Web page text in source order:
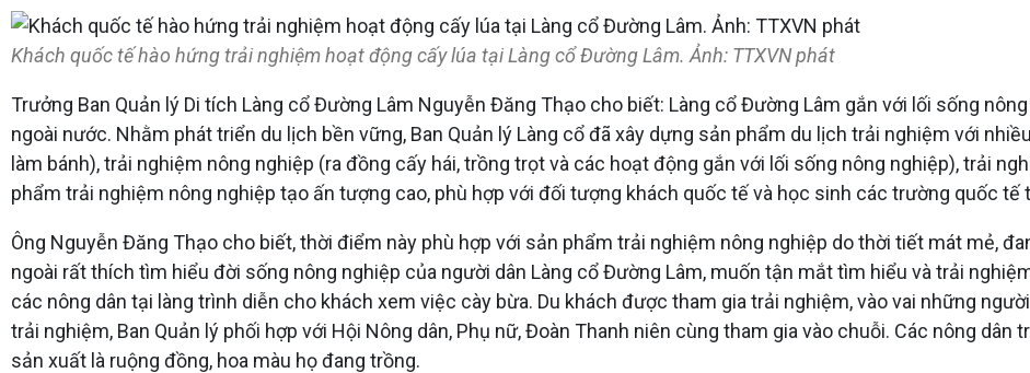
Khách quốc tế hào hứng trải nghiệm hoạt động cấy lúa tại Làng cổ Đường Lâm. Ảnh: TTXVN phát
Trưởng Ban Quản lý Di tích Làng cổ Đường Lâm Nguyễn Đăng Thạo cho biết: Làng cổ Đường Lâm gắn với lối sống
ngoài nước. Nhằm phát triển du lịch bền vững, Ban Quản lý Làng cổ đã xây dựng sản phẩm du lịch trải nghiệm với
làm bánh), trải nghiệm nông nghiệp (ra đồng cấy hái, trồng trọt và các hoạt động gắn với lối sống nông nghiệp), trải
phẩm trải nghiệm nông nghiệp tạo ấn tượng cao, phù hợp với đối tượng khách quốc tế và học sinh các trường quốc tế
Ông Nguyễn Đăng Thạo cho biết, thời điểm này phù hợp với sản phẩm trải nghiệm nông nghiệp do thời tiết mát mẻ,
ngoài rất thích tìm hiểu đời sống nông nghiệp của người dân Làng cổ Đường Lâm, muốn tận mắt tìm hiểu và trải
các nông dân tại làng trình diễn cho khách xem việc cày bừa. Du khách được tham gia trải nghiệm, vào vai những
trải nghiệm, Ban Quản lý phối hợp với Hội Nông dân, Phụ nữ, Đoàn Thanh niên cùng tham gia vào chuỗi. Các nông
sản xuất là ruộng đồng, hoa màu họ đang trồng.